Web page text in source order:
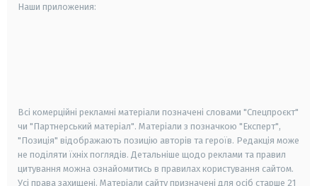
Наши приложения:
Всі комерційні рекламні матеріали позначені словами "Спецпроєкт"
чи "Партнерський матеріал". Матеріали з позначкою "Експерт",
"Позиція" відображають позицію авторів та героїв. Редакція може
не поділяти їхніх поглядів. Детальніше щодо реклами та правил
цитування можна ознайомитись в правилах користування сайтом.
Усі права захищені. Матеріали сайту призначені для осіб старше 21